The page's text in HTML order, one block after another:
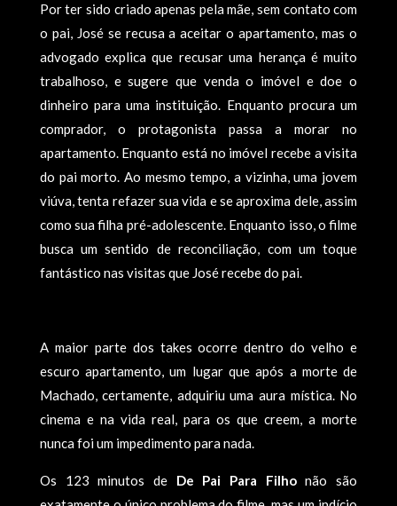
Por ter sido criado apenas pela mãe, sem contato com
o pai, José se recusa a aceitar o apartamento, mas o
advogado explica que recusar uma herança é muito
trabalhoso, e sugere que venda o imóvel e doe o
dinheiro para uma instituição. Enquanto procura um
comprador, o protagonista passa a morar no
apartamento. Enquanto está no imóvel recebe a visita
do pai morto. Ao mesmo tempo, a vizinha, uma jovem
viúva, tenta refazer sua vida e se aproxima dele, assim
como sua filha pré-adolescente. Enquanto isso, o filme
busca um sentido de reconciliação, com um toque
fantástico nas visitas que José recebe do pai.
A maior parte dos takes ocorre dentro do velho e
escuro apartamento, um lugar que após a morte de
Machado, certamente, adquiriu uma aura mística. No
cinema e na vida real, para os que creem, a morte
nunca foi um impedimento para nada.
Os 123 minutos de De Pai Para Filhonão são